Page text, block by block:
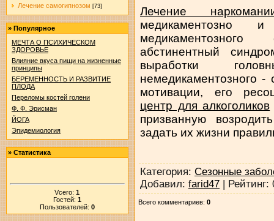
Лечение самогипнозом [73]
» Популярное
МЕЧТА О ПСИХИЧЕСКОМ
ЗДОРОВЬЕ
Влияние вкуса пищи на жизненные
принципы
БЕРЕМЕННОСТЬ И РАЗВИТИЕ
ПЛОДА
Переломы костей голени
Ф. Ф. Эрисман
ЙОГА
Эпидемиология
» Статистика
Vсего:1
Гостей: 1
Пользователей: 0
Лечение
медикаментозно
абстинентный
выработки
немедикаментозного -
мотивации, его
центр для алкоголиков
призванную
задать их жизни
Категория: Сезонные
Добавил: farid47| Рейтинг:
Всего комментариев: 0